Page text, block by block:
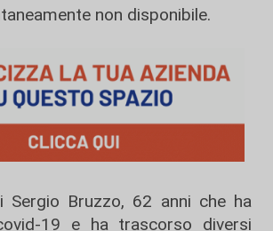
non disponibile.
Sergio Bruzzo, 62 anni che ha
19 e ha trascorso diversi